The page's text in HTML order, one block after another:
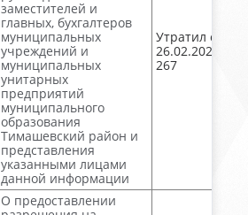
заместителей и
главных, бухгалтеров
муниципальных
учреждений и
муниципальных
унитарных
предприятий
муниципального
образования
Тимашевский район и
представления
указанными лицами
данной информации
Утратил силу
26.02.2025 №
267
О предоставлении